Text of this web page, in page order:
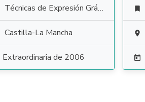
Técnicas de Expresión Gráfico Plástica
Castilla-La Mancha
Extraordinaria de 2006


